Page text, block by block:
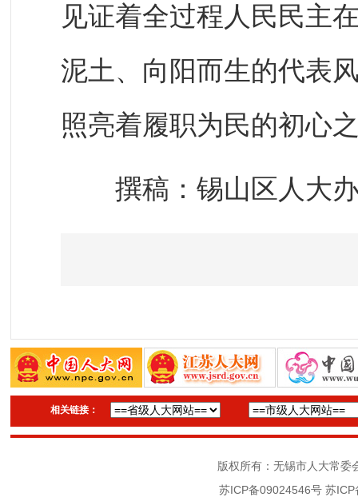
见证着全过程人民民主
泥土、向阳而生的代表
照亮着履职为民的初心
撰稿：锡山区人大办
相关链接：
版权所有：无锡市人大常
苏ICP备09024546号 苏ICP